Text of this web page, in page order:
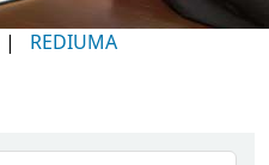
| REDIUMA